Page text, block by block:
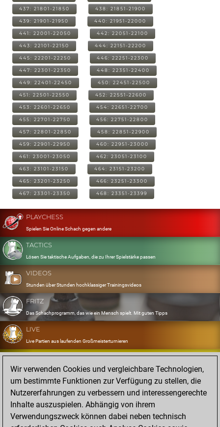
437: 21801-21850 438: 21851-21900
439: 21901-21950 440: 21951-22000
441: 22001-22050 442: 22051-22100
443: 22101-22150 444: 22151-22200
445: 22201-22250 446: 22251-22300
447: 22301-22350 448: 22351-22400
449: 22401-22450 450: 22451-22500
451: 22501-22550 452: 22551-22600
453: 22601-22650 454: 22651-22700
455: 22701-22750 456: 22751-22800
457: 22801-22850 458: 22851-22900
459: 22901-22950 460: 22951-23000
461: 23001-23050 462: 23051-23100
463: 23101-23150 464: 23151-23200
465: 23201-23250 466: 23251-23300
467: 23301-23350 468: 23351-23399
PLAYCHESS
Spielen Sie Online Schach gegen andere
TACTICS
Lösen Sie taktische Aufgaben, die zu Ihrer Spielstärke passen
VIDEOS
Stunden über Stunden hochklassiger Trainingsvideos
FRITZ
Das Schachprogramm, das wie ein Mensch spielt. Mit guten Tipps
LIVE
Live Partien aus laufenden Großmeisterturnieren
OPENINGS
Erfassen und Üben Sie Ihr Eröffnungsrepertoire
DATABASE
Acht Millionen starke Partien
MYGAMES
Speichern und analysieren Sie eigene Partien in der Cloud
Wir verwenden Cookies und vergleichbare Technologien,
um bestimmte Funktionen zur Verfügung zu stellen, die
Nutzererfahrungen zu verbessern und interessengerechte
Inhalte auszuspielen. Abhängig von ihrem
Verwendungszweck können dabei neben technisch